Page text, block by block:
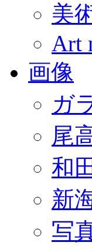
美
Art
画像
ガ
尾
和
新
写